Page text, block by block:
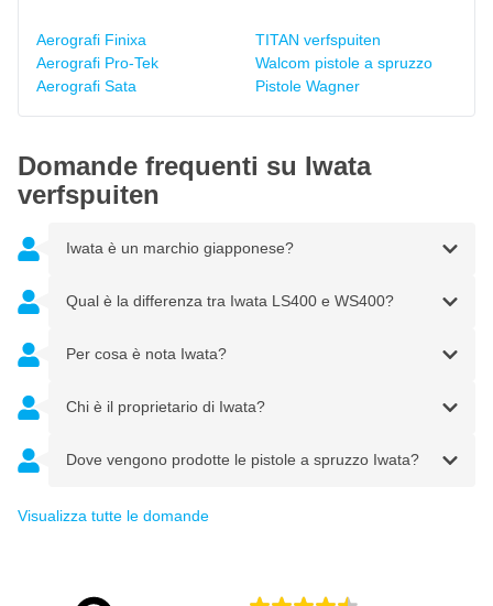
Aerografi Finixa
Aerografi Pro-Tek
Aerografi Sata
TITAN verfspuiten
Walcom pistole a spruzzo
Pistole Wagner
Domande frequenti su Iwata
verfspuiten
Iwata è un marchio giapponese?
Qual è la differenza tra Iwata LS400 e WS400?
Per cosa è nota Iwata?
Chi è il proprietario di Iwata?
Dove vengono prodotte le pistole a spruzzo Iwata?
Visualizza tutte le domande